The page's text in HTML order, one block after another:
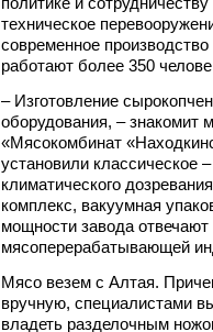
техническое
современное
работают более 350
– Изготовление
оборудования, –
«Мясокомбинат
установили классическое
климатического
комплекс, вакуумная
мощности завода
мясоперерабатывающей
Мясо везем с Алтая.
вручную, специалистами
владеть разделочным